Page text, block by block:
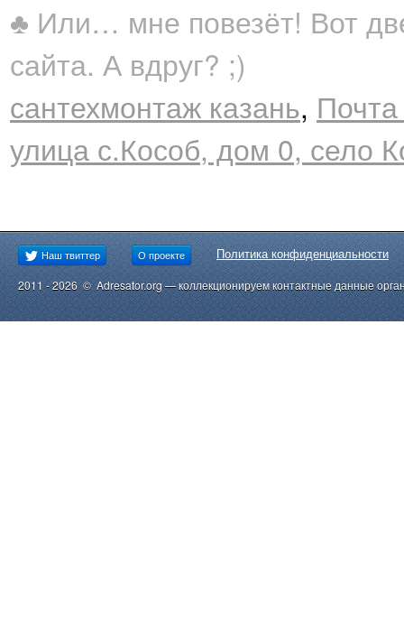
♣ Или… мне повезёт! Вот
сайта. А вдруг? ;)
сантехмонтаж казань,
улица с.Кособ, дом 0, село
Наш твиттер О проекте Политика конфиденциальности
2011 - 2026 © Adresator.org — коллекционируем контактные данные